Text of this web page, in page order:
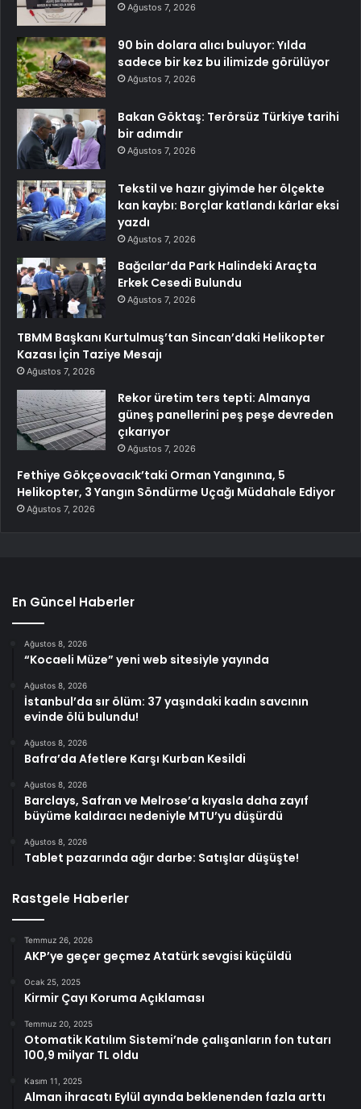
Ağustos 7, 2026
90 bin dolara alıcı buluyor: Yılda
sadece bir kez bu ilimizde görülüyor
Ağustos 7, 2026
Bakan Göktaş: Terörsüz Türkiye tarihi
bir adımdır
Ağustos 7, 2026
Tekstil ve hazır giyimde her ölçekte
kan kaybı: Borçlar katlandı kârlar eksi
yazdı
Ağustos 7, 2026
Bağcılar’da Park Halindeki Araçta
Erkek Cesedi Bulundu
Ağustos 7, 2026
TBMM Başkanı Kurtulmuş’tan Sincan’daki Helikopter
Kazası İçin Taziye Mesajı
Ağustos 7, 2026
Rekor üretim ters tepti: Almanya
güneş panellerini peş peşe devreden
çıkarıyor
Ağustos 7, 2026
Fethiye Gökçeovacık’taki Orman Yangınına, 5
Helikopter, 3 Yangın Söndürme Uçağı Müdahale Ediyor
Ağustos 7, 2026
En Güncel Haberler
Ağustos 8, 2026
“Kocaeli Müze” yeni web sitesiyle yayında
Ağustos 8, 2026
İstanbul’da sır ölüm: 37 yaşındaki kadın savcının
evinde ölü bulundu!
Ağustos 8, 2026
Bafra’da Afetlere Karşı Kurban Kesildi
Ağustos 8, 2026
Barclays, Safran ve Melrose’a kıyasla daha zayıf
büyüme kaldıracı nedeniyle MTU’yu düşürdü
Ağustos 8, 2026
Tablet pazarında ağır darbe: Satışlar düşüşte!
Rastgele Haberler
Temmuz 26, 2026
AKP’ye geçer geçmez Atatürk sevgisi küçüldü
Ocak 25, 2025
Kirmir Çayı Koruma Açıklaması
Temmuz 20, 2025
Otomatik Katılım Sistemi’nde çalışanların fon tutarı
100,9 milyar TL oldu
Kasım 11, 2025
Alman ihracatı Eylül ayında beklenenden fazla arttı